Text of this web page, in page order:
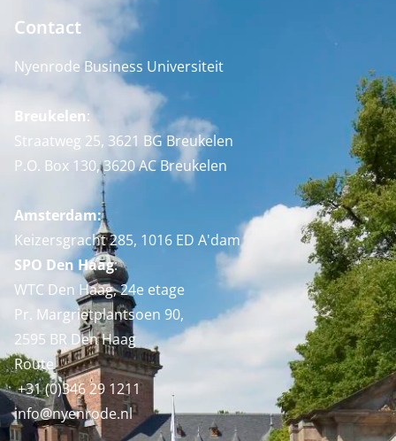
Contact
Nyenrode Business Universiteit
Breukelen:
Straatweg 25, 3621 BG Breukelen
P.O. Box 130, 3620 AC Breukelen
Amsterdam:
Keizersgracht 285, 1016 ED A'dam
SPO Den Haag:
WTC Den Haag, 24e etage
Pr. Margrietplantsoen 90,
2595 BR Den Haag
Route
+31 (0)346 29 1211
info@nyenrode.nl